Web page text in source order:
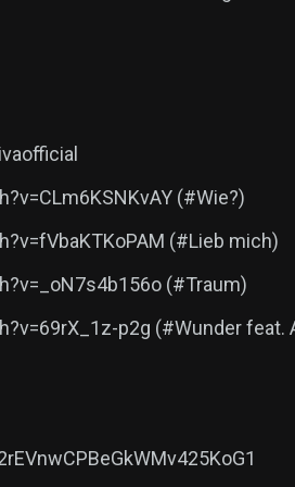
(#Wie?)
(#Lieb mich)
(#Traum)
p2g (#Wunder feat.